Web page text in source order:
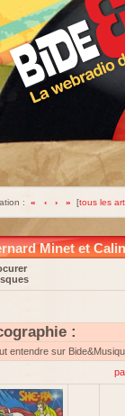
: « ‹ › » [tous les
Minet et
:
entendre sur